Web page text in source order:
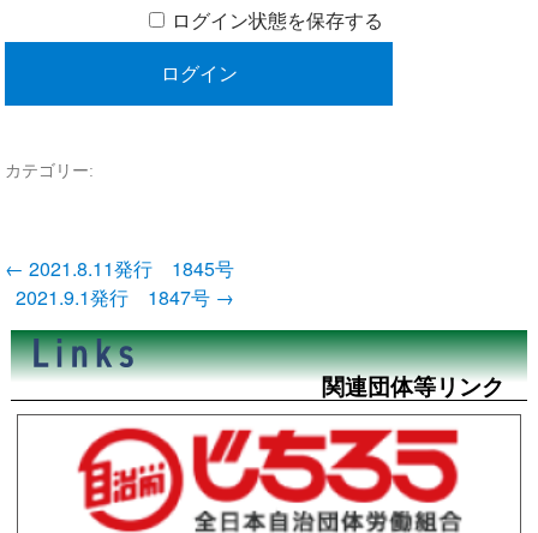
ログイン状態を保存する
カテゴリー:
投
稿
ナ
ビ
ゲ
ー
シ
← 2021.8.11発行 1845号
2021.9.1発行 1847号 →
関連団体等リンク